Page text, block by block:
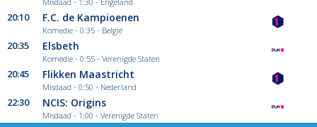
20:10 F.C. de Kampioenen
Komedie - 0:35 - België
20:35 Elsbeth
Komedie - 0:55 - Verenigde Staten
20:45 Flikken Maastricht
Misdaad - 0:50 - Nederland
22:30 NCIS: Origins
Misdaad - 1:00 - Verenigde Staten